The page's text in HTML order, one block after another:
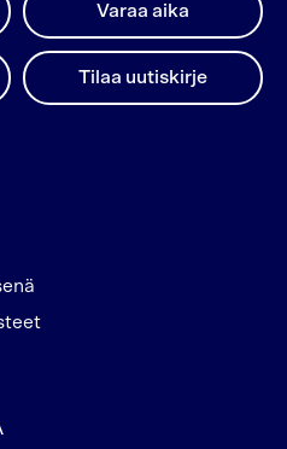
Varaa aika
Tilaa uutiskirje